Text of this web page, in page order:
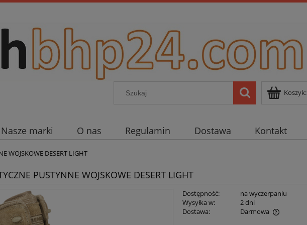
Koszyk:
Nasze marki O nas Regulamin Dostawa Kontakt
WOJSKOWE DESERT LIGHT
PUSTYNNE WOJSKOWE DESERT LIGHT
Dostępność:
na wyczerpaniu
Wysyłka w:
2 dni
Dostawa:
Darmowa